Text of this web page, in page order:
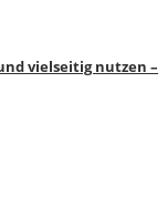
vielseitig nutzen –